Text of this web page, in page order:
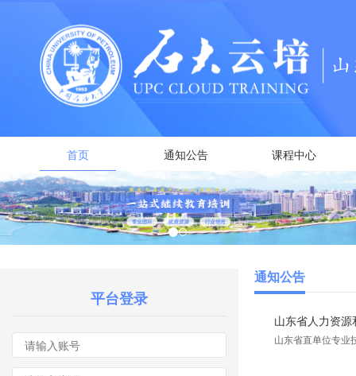
首页 通知公告 课程中心
平台登录
通知公告
山东省人力资
山东省直单位专业